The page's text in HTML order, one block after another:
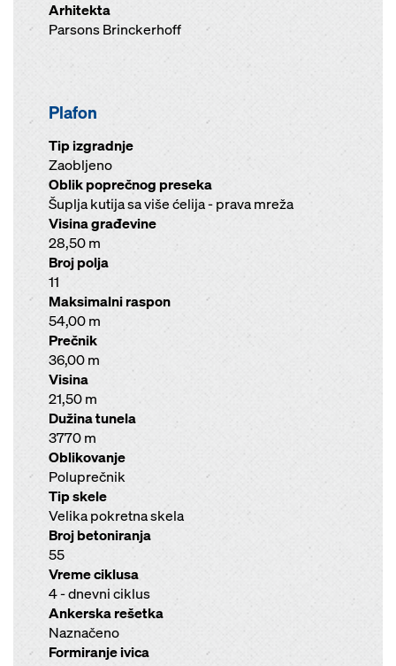
Arhitekta
Parsons Brinckerhoff
Plafon
Tip izgradnje
Zaobljeno
Oblik poprečnog preseka
Šuplja kutija sa više ćelija - prava mreža
Visina građevine
28,50 m
Broj polja
11
Maksimalni raspon
54,00 m
Prečnik
36,00 m
Visina
21,50 m
Dužina tunela
3770 m
Oblikovanje
Poluprečnik
Tip skele
Velika pokretna skela
Broj betoniranja
55
Vreme ciklusa
4 - dnevni ciklus
Ankerska rešetka
Naznačeno
Formiranje ivica